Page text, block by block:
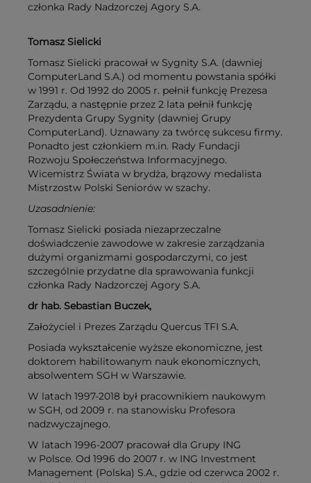
członka Rady Nadzorczej Agory S.A.
Tomasz Sielicki
Tomasz Sielicki pracował w Sygnity S.A. (dawniej
ComputerLand S.A.) od momentu powstania spółki
w 1991 r. Od 1992 do 2005 r. pełnił funkcję Prezesa
Zarządu, a następnie przez 2 lata pełnił funkcję
Prezydenta Grupy Sygnity (dawniej Grupy
ComputerLand). Uznawany za twórcę sukcesu firmy.
Ponadto jest członkiem m.in. Rady Fundacji
Rozwoju Społeczeństwa Informacyjnego.
Wicemistrz Świata w brydża, brązowy medalista
Mistrzostw Polski Seniorów w szachy.
Uzasadnienie:
Tomasz Sielicki posiada niezaprzeczalne
doświadczenie zawodowe w zakresie zarządzania
dużymi organizmami gospodarczymi, co jest
szczególnie przydatne dla sprawowania funkcji
członka Rady Nadzorczej Agory S.A.
dr hab. Sebastian Buczek,
Założyciel i Prezes Zarządu Quercus TFI S.A.
Posiada wykształcenie wyższe ekonomiczne, jest
doktorem habilitowanym nauk ekonomicznych,
absolwentem SGH w Warszawie.
W latach 1997-2018 był pracownikiem naukowym
w SGH, od 2009 r. na stanowisku Profesora
nadzwyczajnego.
W latach 1996-2007 pracował dla Grupy ING
w Polsce. Od 1996 do 2007 r. w ING Investment
Management (Polska) S.A., gdzie od czerwca 2002 r.